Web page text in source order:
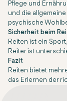
Pflege und
und die
psychische
Sicherheit beim
Reiten ist ein
Reiter ist
Fazit
Reiten bietet
das Erlernen der